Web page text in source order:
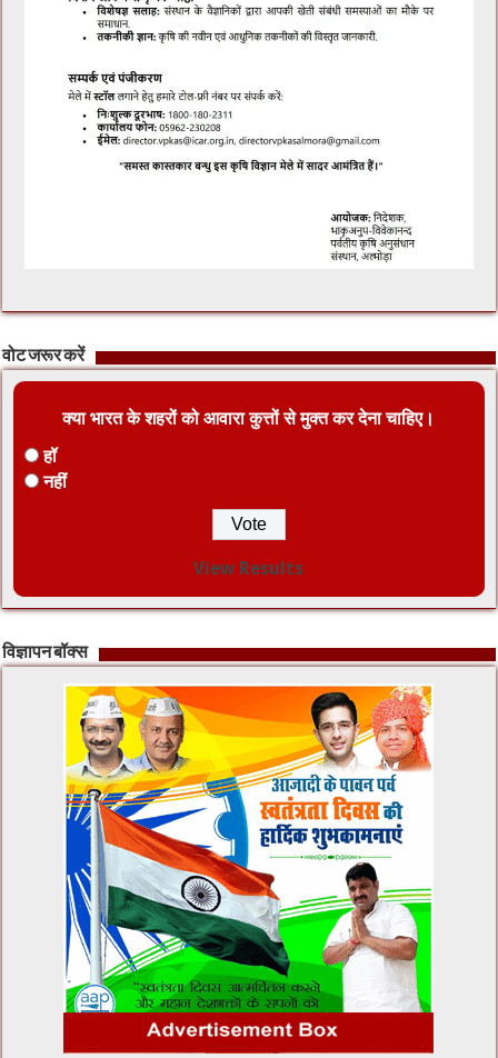
वोट जरूर करें
क्या भारत के शहरों को आवारा कुत्तों से मुक्त कर देना चाहिए।
हॉ
नहीं
View Results
विज्ञापन बॉक्स